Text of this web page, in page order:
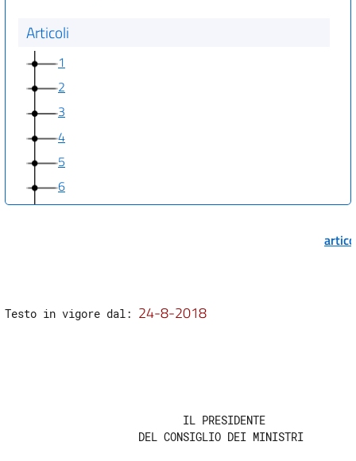
Articoli
1
2
3
4
5
6
7
Allegati
Testo in vigore dal: 24-8-2018
                            IL PRESIDENTE
                     DEL CONSIGLIO DEI MINISTRI